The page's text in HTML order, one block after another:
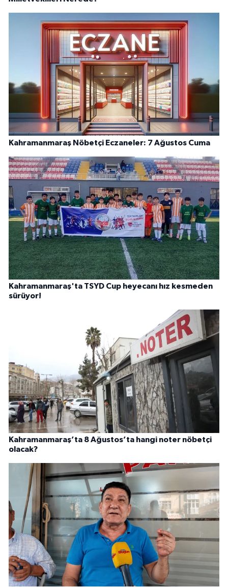
Kahramanmaraş Nöbetçi Eczaneler: 7 Ağustos Cuma
Kahramanmaraş'ta TSYD Cup heyecanı hız kesmeden
sürüyor!
Kahramanmaraş’ta 8 Ağustos’ta hangi noter nöbetçi
olacak?